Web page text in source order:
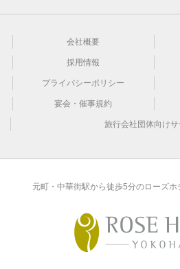
会社概要
採用情報
プライバシーポリシー
宴会・催事規約
旅行会社団体向けサ
元町・中華街駅から徒歩5分のローズ